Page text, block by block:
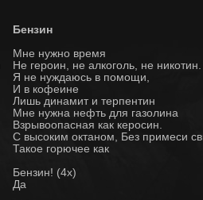
Бензин
Мне нужно время
Не героин, не алкоголь, не никотин.
Я не нуждаюсь в помощи,
И в кофеине
Лишь динамит и терпентин
Мне нужна нефть для газолина
Взрывоопасная как керосин.
С высоким октаном, Без примеси
Такое горючее как
Бензин! (4x)
Да